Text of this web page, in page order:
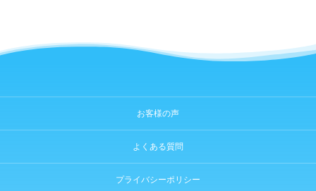
お客様の声
よくある質問
プライバシーポリシー